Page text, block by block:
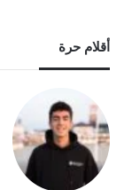
أقلام حرة